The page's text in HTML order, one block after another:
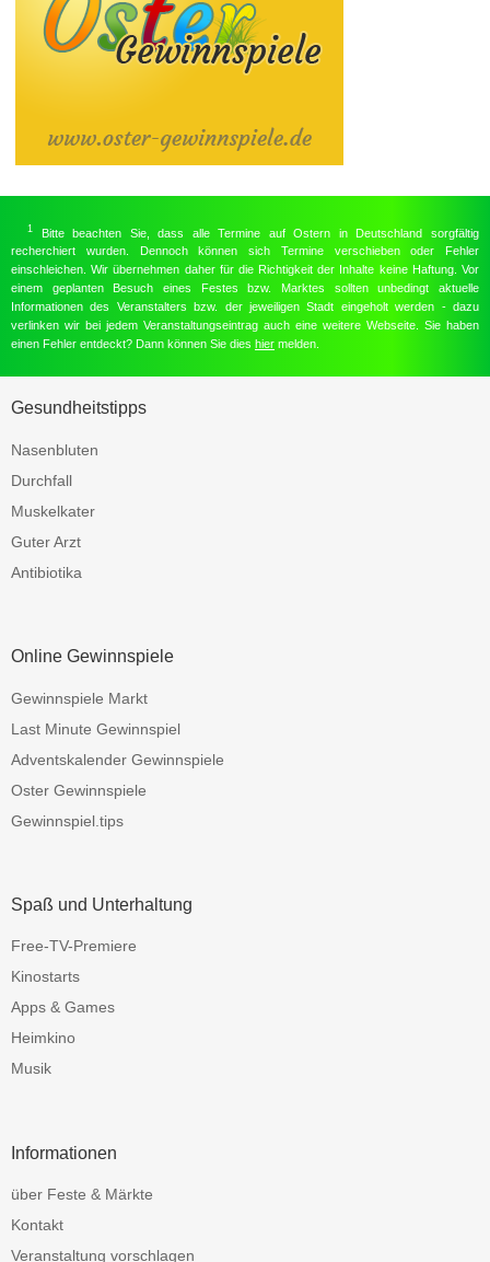
1
Bitte beachten Sie, dass alle Termine auf Ostern in Deutschland sorgfältig
recherchiert wurden. Dennoch können sich Termine verschieben oder Fehler
einschleichen. Wir übernehmen daher für die Richtigkeit der Inhalte keine Haftung. Vor
einem geplanten Besuch eines Festes bzw. Marktes sollten unbedingt aktuelle
Informationen des Veranstalters bzw. der jeweiligen Stadt eingeholt werden - dazu
verlinken wir bei jedem Veranstaltungseintrag auch eine weitere Webseite. Sie haben
einen Fehler entdeckt? Dann können Sie dies hier melden.
Gesundheitstipps
Nasenbluten
Durchfall
Muskelkater
Guter Arzt
Antibiotika
Online Gewinnspiele
Gewinnspiele Markt
Last Minute Gewinnspiel
Adventskalender Gewinnspiele
Oster Gewinnspiele
Gewinnspiel.tips
Spaß und Unterhaltung
Free-TV-Premiere
Kinostarts
Apps & Games
Heimkino
Musik
Informationen
über Feste & Märkte
Kontakt
Veranstaltung vorschlagen